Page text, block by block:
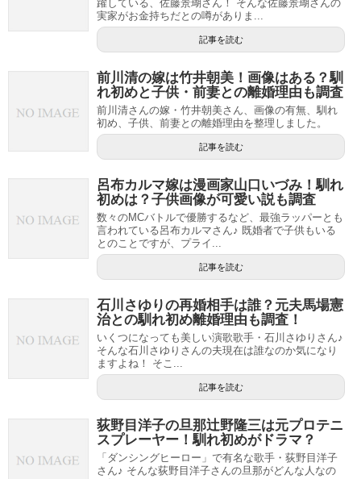
躍している、佐藤景瑚さん！ そんな佐藤景瑚さんの
実家がお金持ちだとの噂がありま...
記事を読む
前川清の嫁は竹井朝美！画像はある？馴
れ初めと子供・前妻との離婚理由も調査
前川清さんの嫁・竹井朝美さん、画像の有無、馴れ
初め、子供、前妻との離婚理由を整理しました。
記事を読む
呂布カルマ嫁は漫画家山口いづみ！馴れ
初めは？子供画像が可愛い説も調査
数々のMCバトルで優勝するなど、最強ラッパーとも
言われている呂布カルマさん♪ 既婚者で子供もいる
とのことですが、プライ...
記事を読む
石川さゆりの再婚相手は誰？元夫馬場憲
治との馴れ初め離婚理由も調査！
いくつになっても美しい演歌歌手・石川さゆりさん♪
そんな石川さゆりさんの夫現在は誰なのか気になり
ますよね！ そこ...
記事を読む
荻野目洋子の旦那辻野隆三は元プロテニ
スプレーヤー！馴れ初めがドラマ？
「ダンシングヒーロー」で有名な歌手・荻野目洋子
さん♪ そんな荻野目洋子さんの旦那がどんな人なの